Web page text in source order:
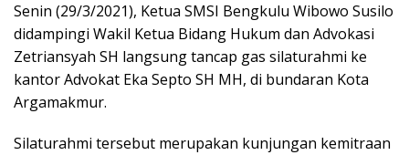
Senin (29/3/2021), Ketua SMSI Bengkulu Wibowo Susilo
didampingi Wakil Ketua Bidang Hukum dan Advokasi
Zetriansyah SH langsung tancap gas silaturahmi ke
kantor Advokat Eka Septo SH MH, di bundaran Kota
Argamakmur.
Silaturahmi tersebut merupakan kunjungan kemitraan